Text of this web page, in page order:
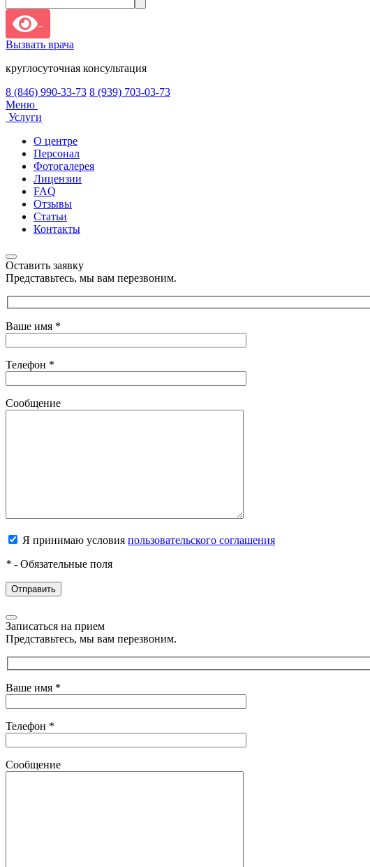
Вызвать врача
круглосуточная консультация
8 (846) 990-33-73 8 (939) 703-03-73
Меню
Услуги
О центре
Персонал
Фотогалерея
Лицензии
FAQ
Отзывы
Статьи
Контакты
Оставить заявку
Представьтесь, мы вам перезвоним.
Ваше имя *
Телефон *
Сообщение
Я принимаю условия пользовательского соглашения
* - Обязательные поля
Записаться на прием
Представьтесь, мы вам перезвоним.
Ваше имя *
Телефон *
Сообщение